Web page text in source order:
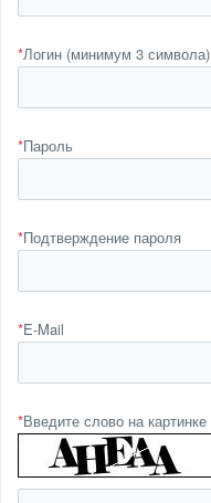
*Логин (минимум 3 символа)
*Пароль
*Подтверждение пароля
*E-Mail
*Введите слово на картинке